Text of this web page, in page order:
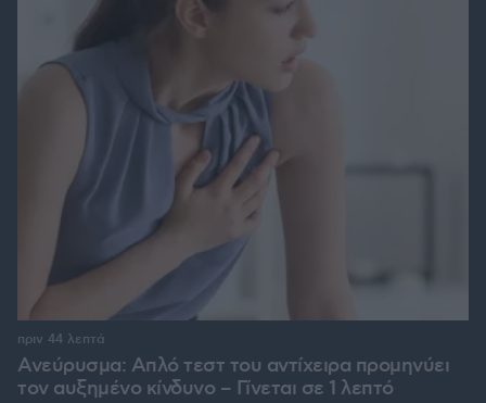
Ανεύρυσμα: Απλό τεστ του αντίχειρα προμηνύει
τον αυξημένο κίνδυνο – Γίνεται σε 1 λεπτό
πριν 44 λεπτά